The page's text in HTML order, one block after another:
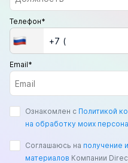
Телефон*
Email*
Ознакомлен с Политикой
на обработку моих
Соглашаюсь на получение
материалов Компании